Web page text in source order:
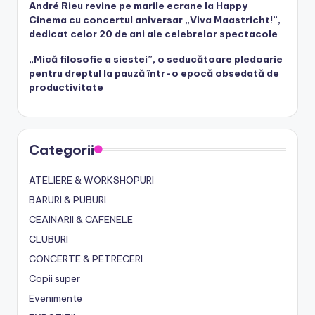
André Rieu revine pe marile ecrane la Happy
Cinema cu concertul aniversar „Viva Maastricht!”,
dedicat celor 20 de ani ale celebrelor spectacole
„Mică filosofie a siestei”, o seducătoare pledoarie
pentru dreptul la pauză într-o epocă obsedată de
productivitate
Categorii
ATELIERE & WORKSHOPURI
BARURI & PUBURI
CEAINARII & CAFENELE
CLUBURI
CONCERTE & PETRECERI
Copii super
Evenimente